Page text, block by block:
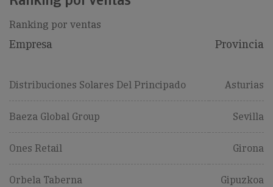
Ranking por ventas
Empresa Provincia
Distribuciones Solares Del Principado Asturias
Baeza Global Group Sevilla
Ones Retail Girona
Orbela Taberna Gipuzkoa